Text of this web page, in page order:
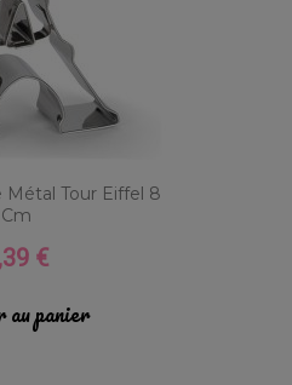
Tour Eiffel 8
Cm
€
au panier